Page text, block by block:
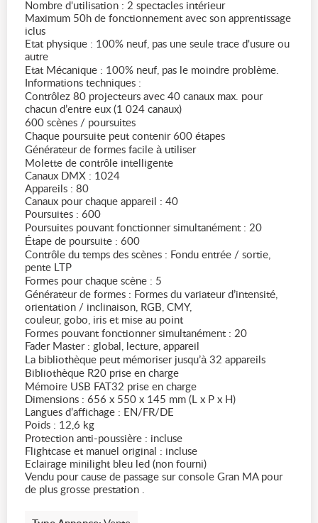
Nombre d'utilisation : 2 spectacles intérieur
Maximum 50h de fonctionnement avec son apprentissage
iclus
Etat physique : 100% neuf, pas une seule trace d'usure ou
autre
Etat Mécanique : 100% neuf, pas le moindre problème.
Informations techniques :
Contrôlez 80 projecteurs avec 40 canaux max. pour
chacun d’entre eux (1 024 canaux)
600 scènes / poursuites
Chaque poursuite peut contenir 600 étapes
Générateur de formes facile à utiliser
Molette de contrôle intelligente
Canaux DMX : 1024
Appareils : 80
Canaux pour chaque appareil : 40
Poursuites : 600
Poursuites pouvant fonctionner simultanément : 20
Étape de poursuite : 600
Contrôle du temps des scènes : Fondu entrée / sortie,
pente LTP
Formes pour chaque scène : 5
Générateur de formes : Formes du variateur d’intensité,
orientation / inclinaison, RGB, CMY,
couleur, gobo, iris et mise au point
Formes pouvant fonctionner simultanément : 20
Fader Master : global, lecture, appareil
La bibliothèque peut mémoriser jusqu’à 32 appareils
Bibliothèque R20 prise en charge
Mémoire USB FAT32 prise en charge
Dimensions : 656 x 550 x 145 mm (L x P x H)
Langues d’affichage : EN/FR/DE
Poids : 12,6 kg
Protection anti-poussière : incluse
Flightcase et manuel original : incluse
Eclairage minilight bleu led (non fourni)
Vendu pour cause de passage sur console Gran MA pour
de plus grosse prestation .